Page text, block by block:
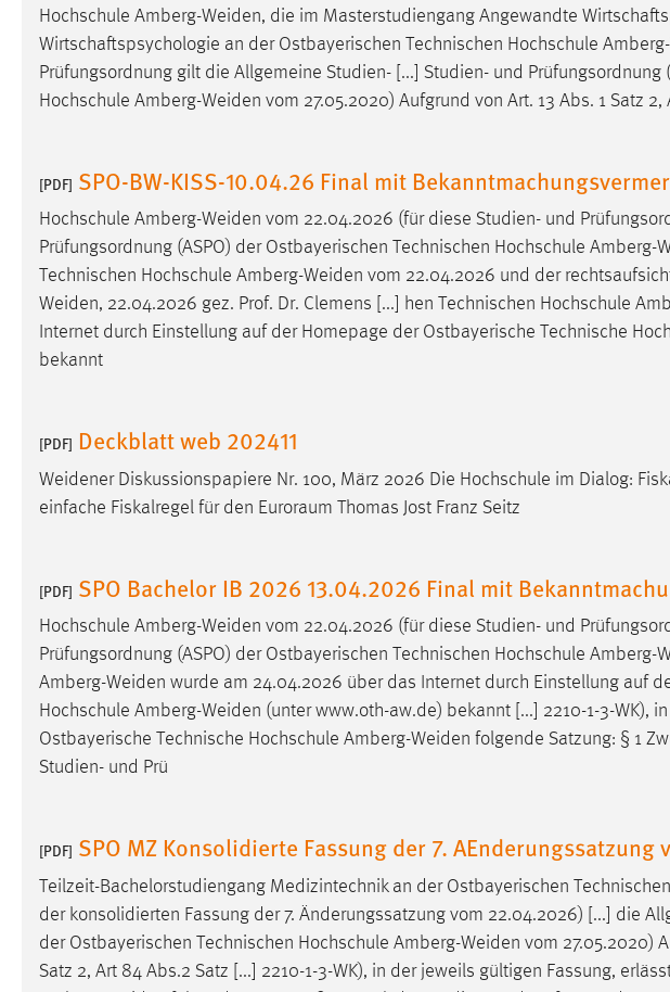
Hochschule Amberg-Weiden, die im Masterstudiengang Angewandte
Wirtschaftspsychologie an der Ostbayerischen Technischen Hochschule
Prüfungsordnung gilt die Allgemeine Studien- [...] Studien- und Prüfungsordnung
Hochschule Amberg-Weiden vom 27.05.2020) Aufgrund von Art. 13 Abs. 1 Satz 2,
[PDF] SPO-BW-KISS-10.04.26 Final mit
Hochschule Amberg-Weiden vom 22.04.2026 (für diese Studien- und
Prüfungsordnung (ASPO) der Ostbayerischen Technischen Hochschule Amberg-
Technischen Hochschule Amberg-Weiden vom 22.04.2026 und der
Weiden, 22.04.2026 gez. Prof. Dr. Clemens [...] hen Technischen Hochschule
Internet durch Einstellung auf der Homepage der Ostbayerische Technische
bekannt
[PDF] Deckblatt web 202411
WeidenerDiskussionspapiere Nr. 100, März 2026 Die Hochschule im Dialog:
einfache Fiskalregel für den Euroraum Thomas Jost Franz Seitz
[PDF] SPO Bachelor IB 2026 13.04.2026 Final mit
Hochschule Amberg-Weiden vom 22.04.2026 (für diese Studien- und
Prüfungsordnung (ASPO) der Ostbayerischen Technischen Hochschule Amberg-
Amberg-Weiden wurde am 24.04.2026 über das Internet durch Einstellung auf
Hochschule Amberg-Weiden (unter www.oth-aw.de) bekannt [...] 2210-1-3-WK),
Ostbayerische Technische Hochschule Amberg-Weiden folgende Satzung: § 1
Studien- und Prü
[PDF] SPO MZ Konsolidierte Fassung der 7. AEnderungssatzung
Teilzeit-Bachelorstudiengang Medizintechnik an der Ostbayerischen
der konsolidierten Fassung der 7. Änderungssatzung vom 22.04.2026) [...] die
der Ostbayerischen Technischen Hochschule Amberg-Weiden vom 27.05.2020)
Satz 2, Art 84 Abs.2 Satz [...] 2210-1-3-WK), in der jeweils gültigen Fassung,
Plattformen anzeigen zu können, werden von diesen
externen Medien Cookies gesetzt.
YouTube